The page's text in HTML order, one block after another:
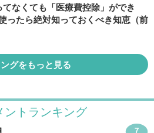
なくても「医療費控除」ができ
ったら絶対知っておくべき知恵（前
グをもっと見る